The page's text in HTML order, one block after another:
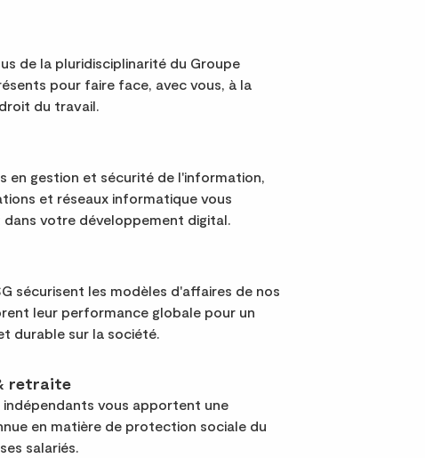
de la pluridisciplinarité du Groupe
pour faire face, avec vous, à la
du travail.
en gestion et sécurité de l'information,
et réseaux informatique vous
votre développement digital.
sécurisent les modèles d'affaires de nos
leur performance globale pour un
durable sur la société.
retraite
indépendants vous apportent une
en matière de protection sociale du
salariés.